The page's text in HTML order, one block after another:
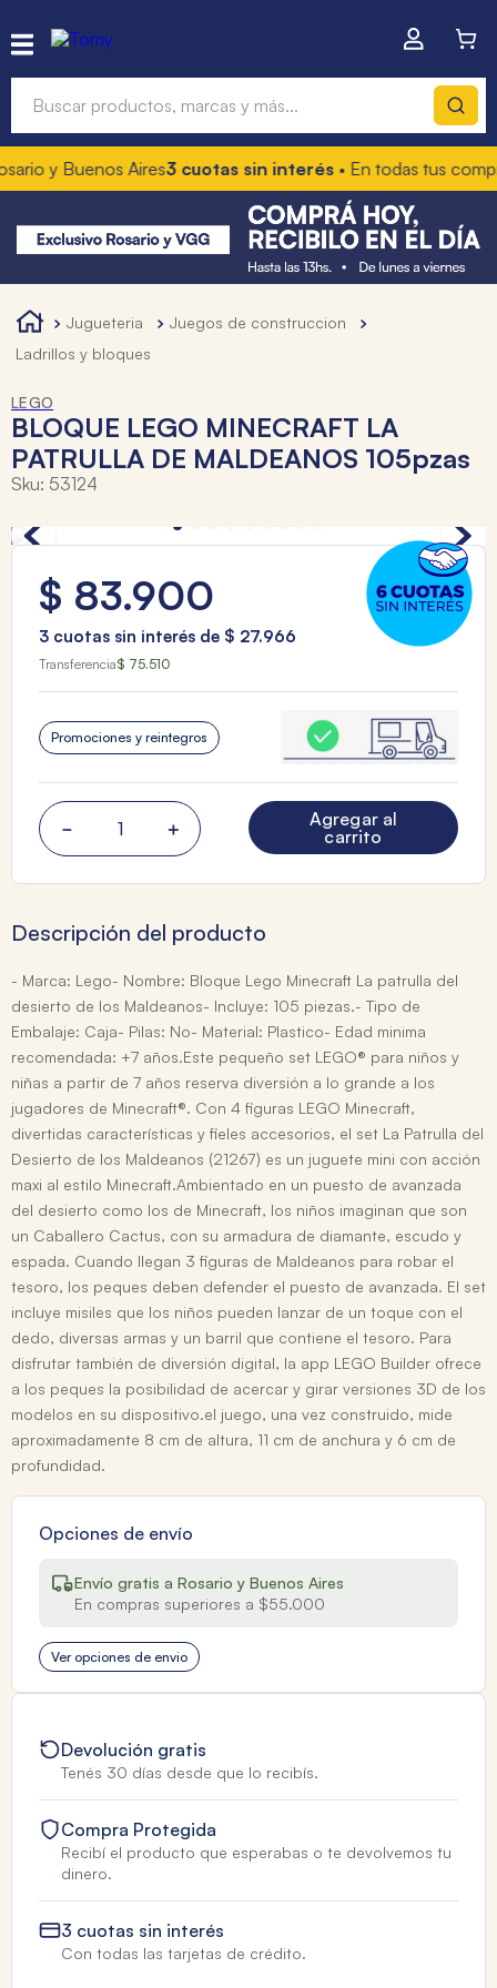
y Buenos Aires 3 cuotas sin interés• En todas tus compras
jugueteria
juegos de construccion
ladrillos y bloques
LEGO
BLOQUE LEGO MINECRAFT LA
PATRULLA DE MALDEANOS 105pzas
Sku: 53124
$ 83.900
3 cuotas sin interés de $ 27.966
Transferencia$ 75.510
Promociones y reintegros
＋
－
Agregar al
carrito
Descripción del producto
- Marca: Lego- Nombre: Bloque Lego Minecraft La patrulla del
desierto de los Maldeanos- Incluye: 105 piezas.- Tipo de
Embalaje: Caja- Pilas: No- Material: Plastico- Edad minima
recomendada: +7 años.Este pequeño set LEGO® para niños y
niñas a partir de 7 años reserva diversión a lo grande a los
jugadores de Minecraft®. Con 4 figuras LEGO Minecraft,
divertidas características y fieles accesorios, el set La Patrulla del
Desierto de los Maldeanos (21267) es un juguete mini con acción
maxi al estilo Minecraft.Ambientado en un puesto de avanzada
del desierto como los de Minecraft, los niños imaginan que son
un Caballero Cactus, con su armadura de diamante, escudo y
espada. Cuando llegan 3 figuras de Maldeanos para robar el
tesoro, los peques deben defender el puesto de avanzada. El set
incluye misiles que los niños pueden lanzar de un toque con el
dedo, diversas armas y un barril que contiene el tesoro. Para
disfrutar también de diversión digital, la app LEGO Builder ofrece
a los peques la posibilidad de acercar y girar versiones 3D de los
modelos en su dispositivo.el juego, una vez construido, mide
aproximadamente 8 cm de altura, 11 cm de anchura y 6 cm de
profundidad.
Opciones de envío
Envío gratis a Rosario y Buenos Aires
En compras superiores a $55.000
Ver opciones de envio
Devolución gratis
Tenés 30 días desde que lo recibís.
Compra Protegida
Recibí el producto que esperabas o te devolvemos tu
dinero.
3 cuotas sin interés
Con todas las tarjetas de crédito.
Términos más buscados
1.
hot wheels
3
marcadores